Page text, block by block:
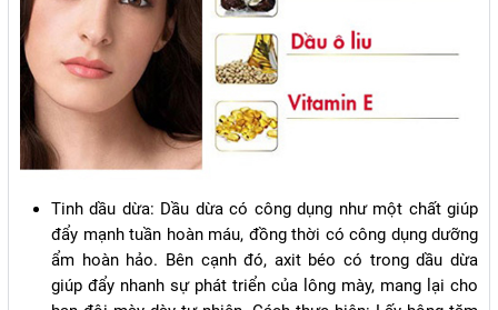
Tinh dầu dừa: Dầu dừa có công dụng như một chất giúp
đẩy mạnh tuần hoàn máu, đồng thời có công dụng dưỡng
ẩm hoàn hảo. Bên cạnh đó, axit béo có trong dầu dừa
giúp đẩy nhanh sự phát triển của lông mày, mang lại cho